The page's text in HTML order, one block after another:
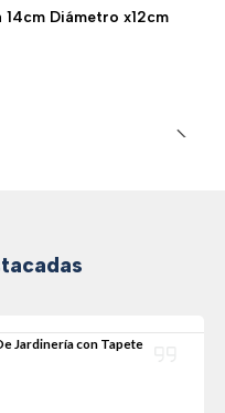
Diámetro x12cm
Jardinería con Tapete